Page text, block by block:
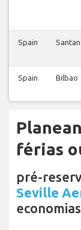
Spain
Spain Bilbao
férias
pré-
Seville